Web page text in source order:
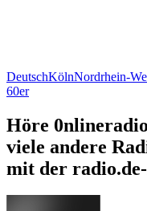
DeutschKölnNordrhein-
60er
Höre
viele andere
mit der